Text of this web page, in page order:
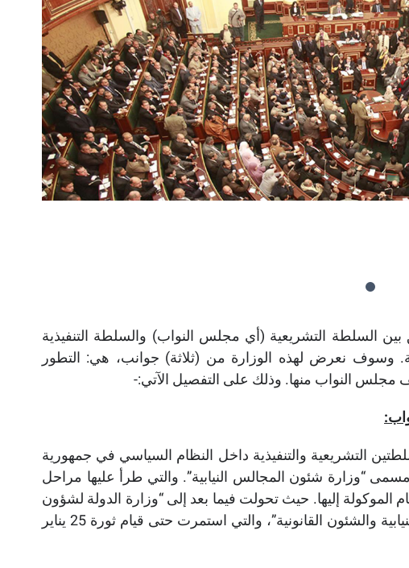
السلطة التشريعية (أي مجلس النواب) والسلطة التنفيذية
. وسوف نعرض لهذه الوزارة من (ثلاثة) جوانب، هي: التطور
مجلس النواب منها. وذلك على التفصيل الآتي:-
التشريعية والتنفيذية داخل النظام السياسي في جمهورية
“وزارة شئون المجالس النيابية”. والتي طرأ عليها مراحل
الموكولة إليها. حيث تحولت فيما بعد إلى “وزارة الدولة لشؤون
مجلسي الشعب والشورى”، ثم “وزارة المجالس النيابية والشئون القانونية”، والتي استمرت حتى قيام ثورة 25 يناير